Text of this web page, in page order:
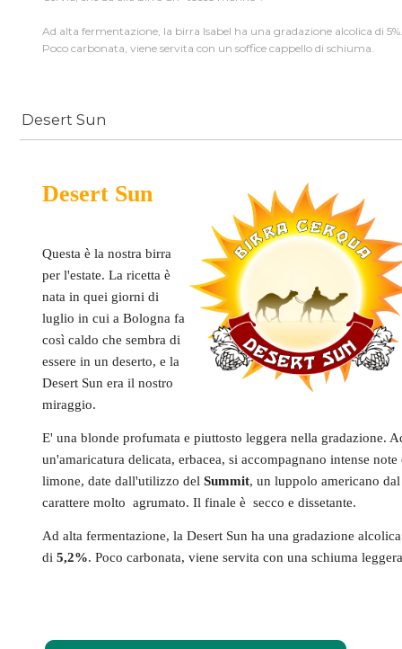
Ad alta fermentazione, la birra Isabel ha una gradazione alcolica di
Poco carbonata, viene servita con un soffice cappello di schiuma.
Desert Sun
Desert Sun
Questa è la nostra birra
per l'estate. La ricetta è
nata in quei giorni di
luglio in cui a Bologna fa
così caldo che sembra di
essere in un deserto, e la
Desert Sun era il nostro
miraggio.
E' una blonde profumata e piuttosto leggera nella gradazione.
un'amaricatura delicata, erbacea, si accompagnano intense note
limone, date dall'utilizzo delSummit, un luppolo americano dal
carattere molto agrumato. Il finale è secco e dissetante.
Ad alta fermentazione, la Desert Sun ha una gradazione alcolica
di5,2%. Poco carbonata, viene servita con una schiuma